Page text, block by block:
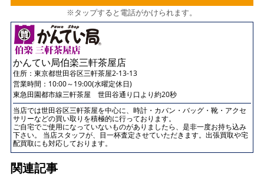
※タップすると電話がかけられます。
かんてい局伯楽三軒茶屋店
住所： 東京都世田谷区三軒茶屋2-13-13
営業時間：10:00～19:00(水曜定休日)
東急田園都市線三軒茶屋 世田谷通り口より約20秒
当店では世田谷区三軒茶屋を中心に、時計・カバン・バッグ・靴・アクセ
サリーなどの買い取りを積極的に行っております。
ご自宅でご使用になっていないものがありましたら、是非一度お持ち込み
下さい。 当店スタッフが、目一杯査定させていただきます。出張買取や宅
配買取にも対応しております。
関連記事